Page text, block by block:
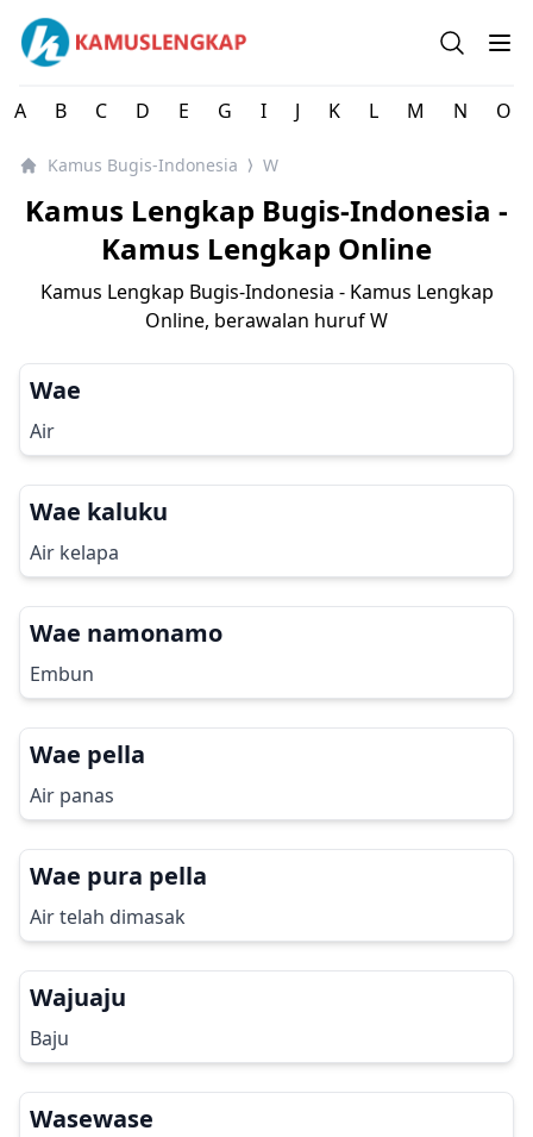
Kamus Lengkap Bugis-Indonesia - Kamus Lengkap
Open
A B C D E G I J K L M N O
Kamus Bugis-Indonesia ⟩ W
Kamus Lengkap Bugis-Indonesia -
Kamus Lengkap Online
Kamus Lengkap Bugis-Indonesia - Kamus Lengkap
Online, berawalan hurufW
Wae
Air
Wae kaluku
Air kelapa
Wae namonamo
Embun
Wae pella
Air panas
Wae pura pella
Air telah dimasak
Wajuaju
Baju
Wasewase